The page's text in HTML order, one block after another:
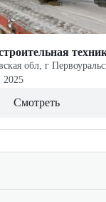
обл, г
2025
Смотреть
JCB, Lonking,